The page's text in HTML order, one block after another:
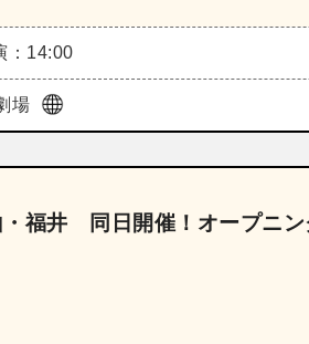
：14:00
場
福井 同日開催！オープニン